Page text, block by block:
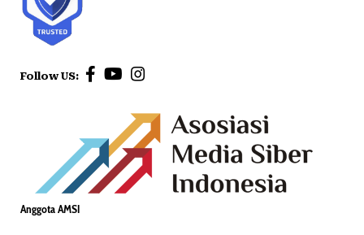
Follow US:
Anggota AMSI